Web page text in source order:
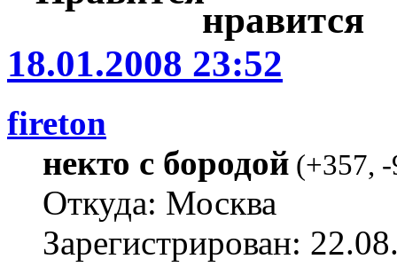
18.01.2008 23:52
fireton
некто с бородой (+357,
Откуда: Москва
Зарегистрирован: